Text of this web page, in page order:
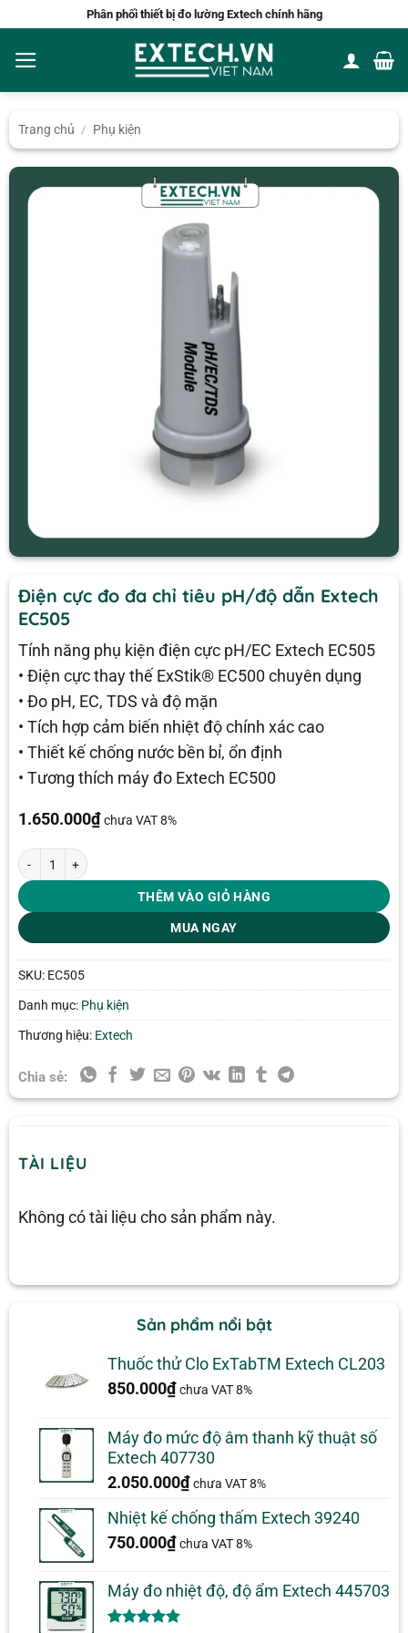
nội
dung
Phân phối thiết bị đo lường Extech chính hãng
Trang chủ / Phụ kiện
Điện cực đo đa chỉ tiêu pH/độ dẫn Extech
EC505
Tính năng phụ kiện điện cực pH/EC Extech EC505
• Điện cực thay thế ExStik® EC500 chuyên dụng
• Đo pH, EC, TDS và độ mặn
• Tích hợp cảm biến nhiệt độ chính xác cao
• Thiết kế chống nước bền bỉ, ổn định
• Tương thích máy đo Extech EC500
1.650.000₫ chưa VAT 8%
Điện cực đo đa chỉ tiêu pH/độ dẫn Extech EC505 số lượng
THÊM VÀO GIỎ HÀNG
MUA NGAY
SKU: EC505
Danh mục: Phụ kiện
Thương hiệu: Extech
Chia sẻ:
TÀI LIỆU
Không có tài liệu cho sản phẩm này.
Sản phẩm nổi bật
Thuốc thử Clo ExTabTM Extech CL203
850.000₫ chưa VAT 8%
Máy đo mức độ âm thanh kỹ thuật số
Extech 407730
2.050.000₫ chưa VAT 8%
Nhiệt kế chống thấm Extech 39240
750.000₫ chưa VAT 8%
Máy đo nhiệt độ, độ ẩm Extech 445703